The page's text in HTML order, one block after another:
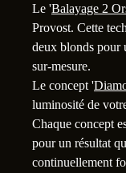
Le 'Balayage 2
Provost. Cette
deux blonds pour
sur-mesure.
Le concept '
luminosité de
Chaque concept
pour un résultat
continuellement